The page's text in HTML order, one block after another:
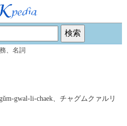
、 名詞
gwal-li-chaek、チャグムクァルリ